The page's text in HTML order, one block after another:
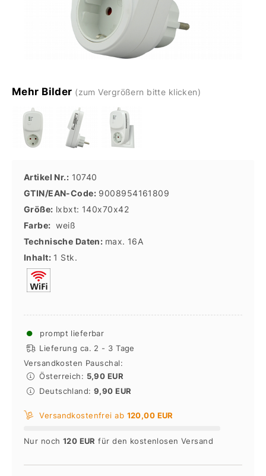
Mehr Bilder (zum Vergrößern bitte klicken)
Artikel Nr.: 10740
GTIN/EAN-Code: 9008954161809
Größe: lxbxt: 140x70x42
Farbe: weiß
Technische Daten: max. 16A
Inhalt: 1 Stk.
●
prompt lieferbar
Lieferung ca. 2 - 3 Tage
Versandkosten Pauschal:
Österreich: 5,90 EUR
Deutschland:9,90 EUR
Versandkostenfrei ab 120,00 EUR
Nur noch 120 EUR für den kostenlosen Versand